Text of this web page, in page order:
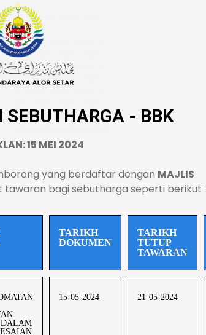
SEBUTHARGA - BBK
15 MEI 2024
yang berdaftar dengan MAJLIS
tawaran bagi sebutharga seperti berikut :
TARIKH
DOKUMEN
TARIKH
TUTUP
TAWARAN
15-05-2024 21-05-2024